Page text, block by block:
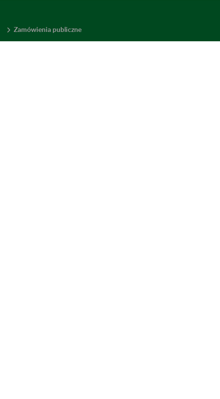
Zamówienia publiczne